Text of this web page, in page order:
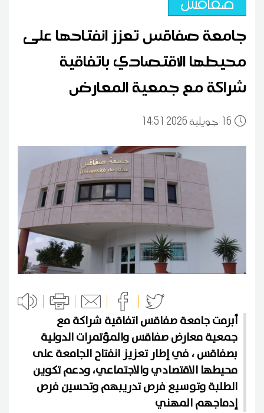
جامعة صفاقس تعزز انفتاحها على
محيطها الاقتصادي باتفاقية
شراكة مع جمعية المعارض
16 14:51 2026 جويلية
أبرمت جامعة صفاقس اتفاقية شراكة مع
جمعية معارض صفاقس والمؤتمرات الدولية
بصفاقس ، في إطار تعزيز انفتاح الجامعة على
محيطها الاقتصادي والاجتماعي، ودعم تكوين
الطلبة وتوسيع فرص تدريبهم وتحسين فرص
إدماجهم المهني